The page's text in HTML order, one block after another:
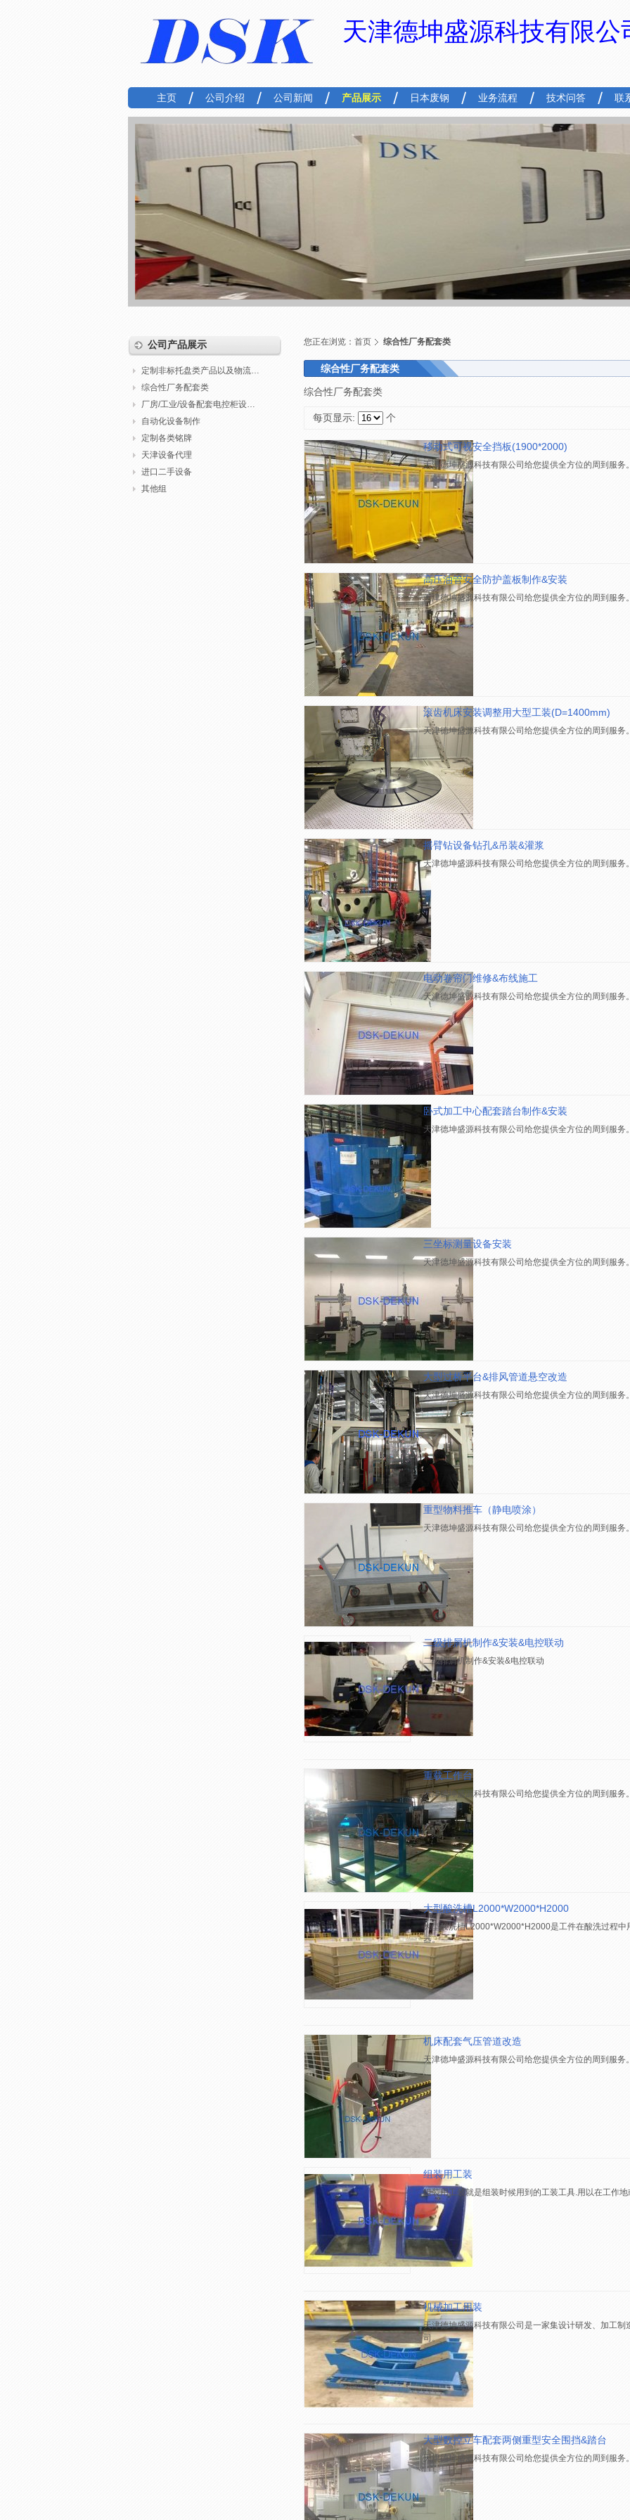
天津德坤盛源科技有限公
主页 公司介绍 公司新闻 产品展示 日本废钢 业务流程 技术问答 联
公司产品展示
定制非标托盘类产品以及物流包装
综合性厂务配套类
厂房/工业/设备配套电控柜设计制作调试
自动化设备制作
定制各类铭牌
天津设备代理
进口二手设备
其他组
您正在浏览： 首页 综合性厂务配套类
综合性厂务配套类
综合性厂务配套类
每页显示: 个
移动式可视安全挡板(1900*2000)
天津德坤盛源科技有限公司给您提供全方位的周到服务
高压油管安全防护盖板制作&安装
天津德坤盛源科技有限公司给您提供全方位的周到服务
滚齿机床安装调整用大型工装(D=1400mm)
天津德坤盛源科技有限公司给您提供全方位的周到服务
摇臂钻设备钻孔&吊装&灌浆
天津德坤盛源科技有限公司给您提供全方位的周到服务
电动卷帘门维修&布线施工
天津德坤盛源科技有限公司给您提供全方位的周到服务
卧式加工中心配套踏台制作&安装
天津德坤盛源科技有限公司给您提供全方位的周到服务
三坐标测量设备安装
天津德坤盛源科技有限公司给您提供全方位的周到服务
大型过桥平台&排风管道悬空改造
天津德坤盛源科技有限公司给您提供全方位的周到服务
重型物料推车（静电喷涂）
天津德坤盛源科技有限公司给您提供全方位的周到服务
二级排屑机制作&安装&电控联动
二级排屑机制作&安装&电控联动
重载工作台
天津德坤盛源科技有限公司给您提供全方位的周到服务
大型酸洗槽L2000*W2000*H2000
大型酸洗槽L2000*W2000*H2000是工件在酸洗过程
器。
机床配套气压管道改造
天津德坤盛源科技有限公司给您提供全方位的周到服务
组装用工装
组装用工装就是组装时候用到的工装工具.用以在工作
机械加工用装
天津德坤盛源科技有限公司是一家集设计研发、加工
司。
大型数控立车配套两侧重型安全围挡&踏台
天津德坤盛源科技有限公司给您提供全方位的周到服务